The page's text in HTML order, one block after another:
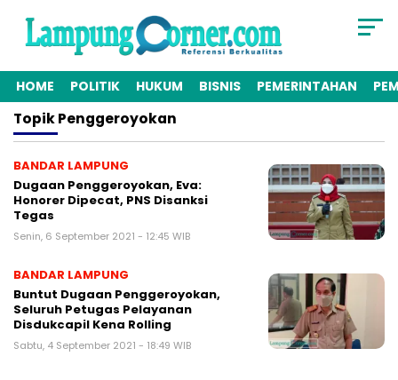
HOME POLITIK HUKUM BISNIS PEMERINTAHAN
TopikPenggeroyokan
BANDAR LAMPUNG
Dugaan Penggeroyokan, Eva:
Honorer Dipecat, PNS Disanksi
Tegas
Senin, 6 September 2021 - 12:45 WIB
BANDAR LAMPUNG
Buntut Dugaan Penggeroyokan,
Seluruh Petugas Pelayanan
Disdukcapil Kena Rolling
Sabtu, 4 September 2021 - 18:49 WIB